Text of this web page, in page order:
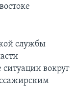
службы
вокруг